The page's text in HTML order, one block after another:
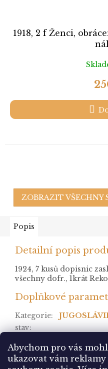
Abychom pro vás
ukazovat vám
1918, 2 f Ženci,
ZOBRAZIT VŠECHNY
Popis
Detailní popis
1924, 7 kusů dopisnic
všechny dofr., 1krát
Doplňkové
Kategorie:
stav: